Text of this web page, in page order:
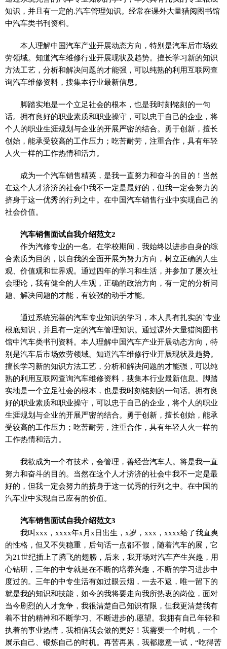
知识，并且有一定的.汽车管理知识。经常在课外大量猎阅图书馆
中汽车类书刊资料。
本人理解中国汽车产业开展动态方向，特别是汽车后市场效
劳领域。知道汽车维修行业开展现状及趋势。擅长学习新的知识
方法工艺，分析和解决问题的才能强，可以纯熟的利用互联网查
询汽车维修资料，搜集本行业最新信息。
脚踏实地是一个立足社会的根本，也是我时刻铭刻的一句
话。拥有良好的职业素质和职业操守，可以忠于自己的企业，将
个人的职业生涯规划与企业的开展严密的结合。勇于创新，擅长
创始，能承受较高的工作压力；吃苦耐劳，注重合作，具有年轻
人火一样的工作热情和活力。
成为一个汽车销售精英，是我一直努力和奋斗的目的！当然
在这个人才济济的社会中我不一定是最好的，但我一定会努力的
挤身于这一优秀的行列之中。在中国汽车销售行业中实现自己的
社会价值。
汽车销售面试自我介绍范文2
作为汽修专业的一名。在学校期间，我始终以进步自身的综
合素质为目的，以自我的全面开展为努力方向，树立正确的人生
观、价值观和世界观。通过四年的学习和生活，并参加了屡次社
会理论，我有健全的人生观，正确的政治方向，有一定的分析问
题、解决问题的才能，有较强的动手才能。
通过系统完善的汽车专业知识的学习，本人具有扎实的`专业
根底知识，并且有一定的汽车管理知识。通过课外大量猎阅图书
馆中汽车类书刊资料。本人理解中国汽车产业开展动态方向，特
别是汽车后市场效劳领域。知道汽车维修行业开展现状及趋势。
擅长学习新的知识方法工艺，分析和解决问题的才能强，可以纯
熟的利用互联网查询汽车维修资料，搜集本行业最新信息。脚踏
实地是一个立足社会的根本，也是我时刻铭刻的一句话。拥有良
好的职业素质和职业操守，可以忠于自己的企业，将个人的职业
生涯规划与企业的开展严密的结合。勇于创新，擅长创始，能承
受较高的工作压力；吃苦耐劳，注重合作，具有年轻人火一样的
工作热情和活力。
我欲成为一个有技术，会管理，善经营汽车人。将是我一直
努力和奋斗的目的。当然在这个人才济济的社会中我不一定是最
好的，但我一定会努力的挤身于这一优秀的行列之中。在中国的
汽车业中实现自己应有的价值。
汽车销售面试自我介绍范文3
我叫xxx，xxxx年x月x日出生，x岁，xxx，xxxx给了我直爽
的性格，但又不失稳重，后句话一点都不假，随着汽车的展，它
为21世纪插上了腾飞的翅膀，后来，我开场对汽车产生兴趣，用
心钻研，三年的中专就是在不断的培养兴趣，不断的学习进步中
度过的。三年的中专生活有如过眼云烟，一去不返，唯一留下的
就是我的知识和技能，如今的我将要走向我所热衷的岗位，面对
当今剧烈的人才竞争，我很清楚自己知识有限，但我更清楚我有
着不甘的精神和不断学习、不断进步的.愿望。我拥有自己年轻和
执着的事业热情，我相信我会做的更好！我需要一个时机，一个
展示自己、锻炼自己的时机。再苦再累，我都愿意一试，“吃得苦